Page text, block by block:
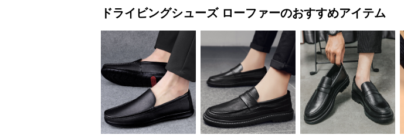
ドライビングシューズ ローファーのおすすめアイテム